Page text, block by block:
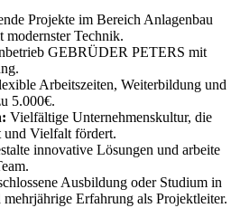
Projekte im Bereich Anlagenbau
modernster Technik.
GEBRÜDER PETERS mit
Arbeitszeiten, Weiterbildung und
5.000€.
Vielfältige Unternehmenskultur, die
Vielfalt fördert.
innovative Lösungen und arbeite
Ausbildung oder Studium in
Erfahrung als Projektleiter.